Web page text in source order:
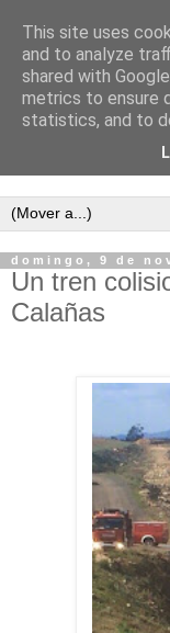
Semanario
domingo, 9 de
Un tren
Calañas
This site uses
and to analyze
shared with
metrics to ensure
statistics, and to